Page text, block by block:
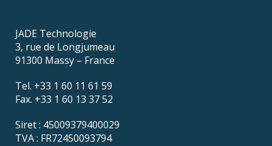
JADE Technologie
3, rue de Longjumeau
91300 Massy – France
Tel. +33 1 60 11 61 59
Fax. +33 1 60 13 37 52
Siret : 45009379400029
TVA : FR72450093794